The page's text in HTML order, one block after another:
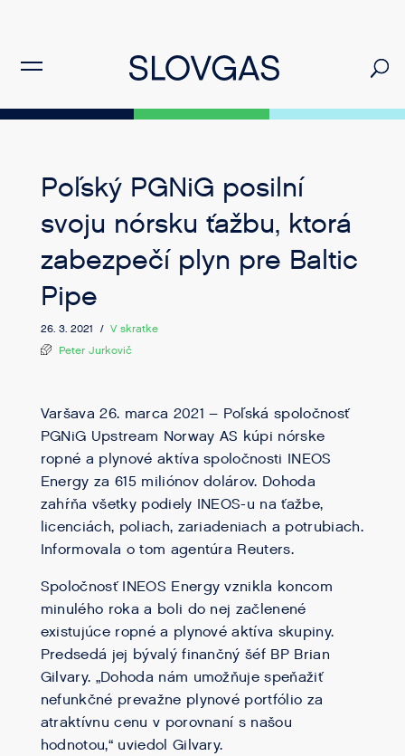
Poľský PGNiG posilní
svoju nórsku ťažbu, ktorá
zabezpečí plyn pre Baltic
Pipe
26. 3. 2021 / V skratke
Peter Jurkovič
Varšava 26. marca 2021 – Poľská spoločnosť
PGNiG Upstream Norway AS kúpi nórske
ropné a plynové aktíva spoločnosti INEOS
Energy za 615 miliónov dolárov. Dohoda
zahŕňa všetky podiely INEOS-u na ťažbe,
licenciách, poliach, zariadeniach a potrubiach.
Informovala o tom agentúra Reuters.
Spoločnosť INEOS Energy vznikla koncom
minulého roka a boli do nej začlenené
existujúce ropné a plynové aktíva skupiny.
Predsedá jej bývalý finančný šéf BP Brian
Gilvary. „Dohoda nám umožňuje speňažiť
nefunkčné prevažne plynové portfólio za
atraktívnu cenu v porovnaní s našou
hodnotou,“ uviedol Gilvary.